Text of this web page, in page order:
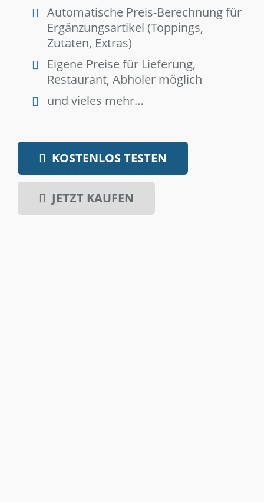
Automatische Preis-Berechnung für
Ergänzungsartikel (Toppings,
Zutaten, Extras)
Eigene Preise für Lieferung,
Restaurant, Abholer möglich
und vieles mehr…
KOSTENLOS TESTEN
JETZT KAUFEN